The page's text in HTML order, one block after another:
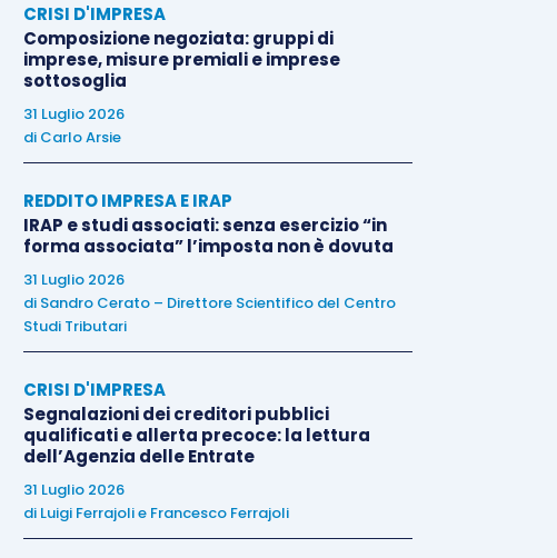
CRISI D'IMPRESA
Composizione negoziata: gruppi di
imprese, misure premiali e imprese
sottosoglia
31 Luglio 2026
di Carlo Arsie
REDDITO IMPRESA E IRAP
IRAP e studi associati: senza esercizio “in
forma associata” l’imposta non è dovuta
31 Luglio 2026
di Sandro Cerato – Direttore Scientifico del Centro
Studi Tributari
CRISI D'IMPRESA
Segnalazioni dei creditori pubblici
qualificati e allerta precoce: la lettura
dell’Agenzia delle Entrate
31 Luglio 2026
di Luigi Ferrajolie Francesco Ferrajoli